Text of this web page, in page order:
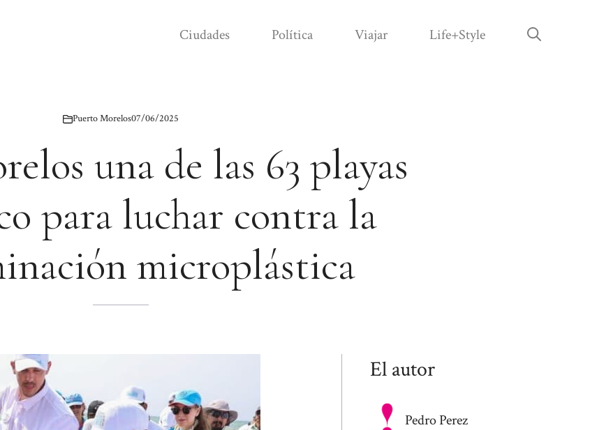
Ciudades Política Viajar Life+Style
Puerto Morelos07/06/2025
una de las 63 playas
para luchar contra la
microplástica
El autor
Pedro Perez